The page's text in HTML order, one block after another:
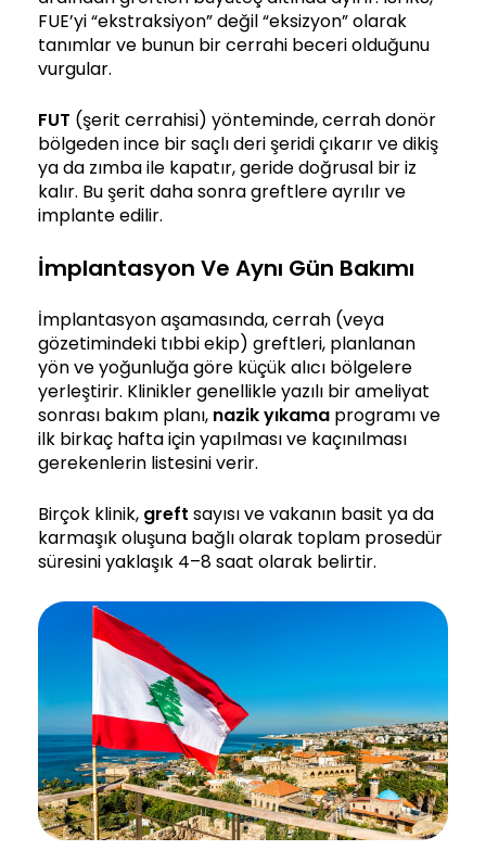
FUE’yi “ekstraksiyon” değil “eksizyon” olarak
tanımlar ve bunun bir cerrahi beceri olduğunu
vurgular.
FUT (şerit cerrahisi) yönteminde, cerrah donör
bölgeden ince bir saçlı deri şeridi çıkarır ve dikiş
ya da zımba ile kapatır, geride doğrusal bir iz
kalır. Bu şerit daha sonra greftlere ayrılır ve
implante edilir.
İmplantasyon Ve Aynı Gün Bakımı
İmplantasyon aşamasında, cerrah (veya
gözetimindeki tıbbi ekip) greftleri, planlanan
yön ve yoğunluğa göre küçük alıcı bölgelere
yerleştirir. Klinikler genellikle yazılı bir ameliyat
sonrası bakım planı, nazik yıkama programı ve
ilk birkaç hafta için yapılması ve kaçınılması
gerekenlerin listesini verir.
Birçok klinik, greft sayısı ve vakanın basit ya da
karmaşık oluşuna bağlı olarak toplam prosedür
süresini yaklaşık 4–8 saat olarak belirtir.